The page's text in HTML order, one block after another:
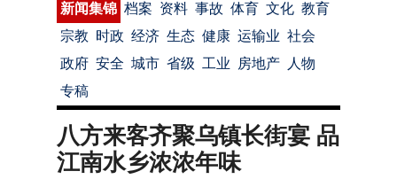
新闻集锦 档案 资料 事故 体育 文化 教育
宗教 时政 经济 生态 健康 运输业 社会
政府 安全 城市 省级 工业 房地产
人物
专稿
八方来客齐聚乌镇长街宴 品
江南水乡浓浓年味